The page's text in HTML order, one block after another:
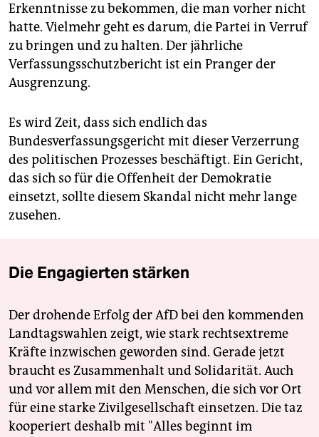
Erkenntnisse zu bekommen, die man vorher nicht
hatte. Vielmehr geht es darum, die Partei in Verruf
zu bringen und zu halten. Der jährliche
Verfassungsschutzbericht ist ein Pranger der
Ausgrenzung.
Es wird Zeit, dass sich endlich das
Bundesverfassungsgericht mit dieser Verzerrung
des politischen Prozesses beschäftigt. Ein Gericht,
das sich so für die Offenheit der Demokratie
einsetzt, sollte diesem Skandal nicht mehr lange
zusehen.
Die Engagierten stärken
Der drohende Erfolg der AfD bei den kommenden
Landtagswahlen zeigt, wie stark rechtsextreme
Kräfte inzwischen geworden sind. Gerade jetzt
braucht es Zusammenhalt und Solidarität. Auch
und vor allem mit den Menschen, die sich vor Ort
für eine starke Zivilgesellschaft einsetzen. Die taz
kooperiert deshalb mit "Alles beginnt im